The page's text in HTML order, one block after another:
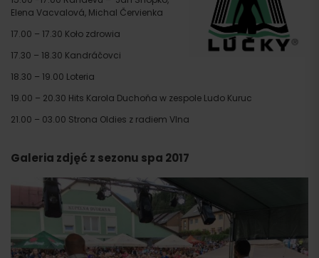
Elena Vacvalová, Michal Červienka
17.00 – 17.30 Koło zdrowia
17.30 – 18.30 Kandráčovci
18.30 – 19.00 Loteria
19.00 – 20.30 Hits Karola Duchoňa w zespole Ludo Kuruc
21.00 – 03.00 Strona Oldies z radiem Vlna
Galeria zdjęć z sezonu spa 2017